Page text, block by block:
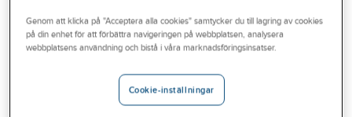
Outlet
Branscher A-COLLECTION
KONSOL HABO 195
Genom att klicka på "Acceptera alla cookies" samtycker du till lagring av cookies
på din enhet för att förbättra navigeringen på webbplatsen, analysera
webbplatsens användning och bistå i våra marknadsföringsinsatser.
Cookie-inställningar